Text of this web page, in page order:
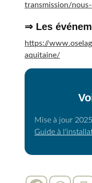
transmission/
⇒ Les
https://
aquitaine/
Mise à jour
Guide à